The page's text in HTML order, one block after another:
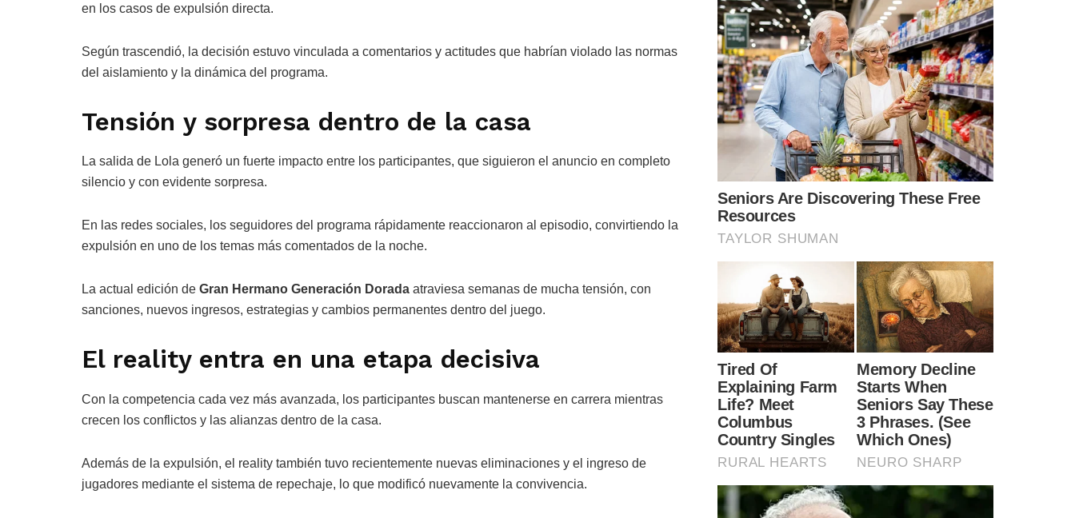
en los casos de expulsión directa.
Según trascendió, la decisión estuvo vinculada a comentarios y actitudes que habrían violado las normas
del aislamiento y la dinámica del programa.
Tensión y sorpresa dentro de la casa
La salida de Lola generó un fuerte impacto entre los participantes, que siguieron el anuncio en completo
silencio y con evidente sorpresa.
En las redes sociales, los seguidores del programa rápidamente reaccionaron al episodio, convirtiendo la
expulsión en uno de los temas más comentados de la noche.
La actual edición de Gran Hermano Generación Dorada atraviesa semanas de mucha tensión, con
sanciones, nuevos ingresos, estrategias y cambios permanentes dentro del juego.
El reality entra en una etapa decisiva
Con la competencia cada vez más avanzada, los participantes buscan mantenerse en carrera mientras
crecen los conflictos y las alianzas dentro de la casa.
Además de la expulsión, el reality también tuvo recientemente nuevas eliminaciones y el ingreso de
jugadores mediante el sistema de repechaje, lo que modificó nuevamente la convivencia.